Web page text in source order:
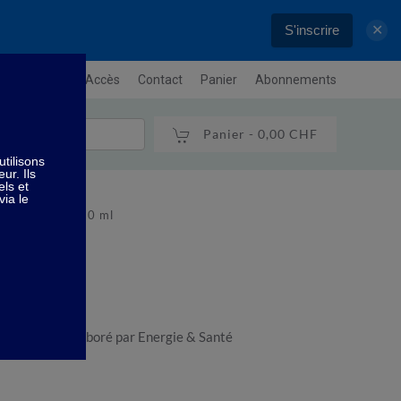
S'inscrire ✕
Plan / Accès Contact Panier Abonnements
Panier - 0,00 CHF
de la gorge 10 ml
- 10 ml - élaboré par Energie & Santé